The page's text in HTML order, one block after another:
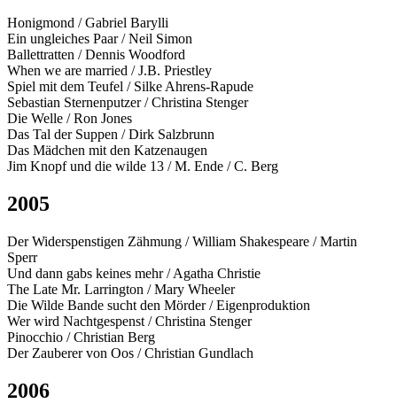
Honigmond / Gabriel Barylli
Ein ungleiches Paar / Neil Simon
Ballettratten / Dennis Woodford
When we are married / J.B. Priestley
Spiel mit dem Teufel / Silke Ahrens-Rapude
Sebastian Sternenputzer / Christina Stenger
Die Welle / Ron Jones
Das Tal der Suppen / Dirk Salzbrunn
Das Mädchen mit den Katzenaugen
Jim Knopf und die wilde 13 / M. Ende / C. Berg
2005
Der Widerspenstigen Zähmung / William Shakespeare / Martin
Sperr
Und dann gabs keines mehr / Agatha Christie
The Late Mr. Larrington / Mary Wheeler
Die Wilde Bande sucht den Mörder / Eigenproduktion
Wer wird Nachtgespenst / Christina Stenger
Pinocchio / Christian Berg
Der Zauberer von Oos / Christian Gundlach
2006